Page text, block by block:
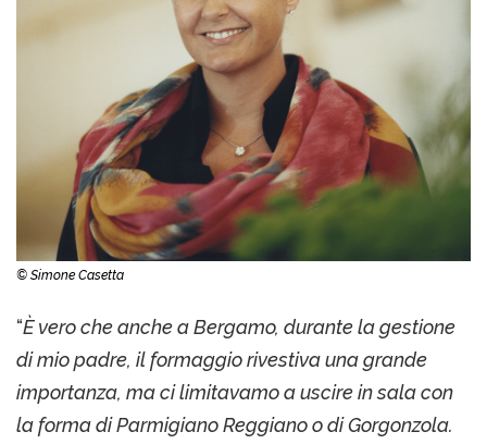
© Simone Casetta
“È vero che anche a Bergamo, durante la gestione
di mio padre, il formaggio rivestiva una grande
importanza, ma ci limitavamo a uscire in sala con
la forma di Parmigiano Reggiano o di Gorgonzola.